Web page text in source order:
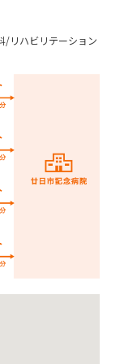
/リハビリテーション